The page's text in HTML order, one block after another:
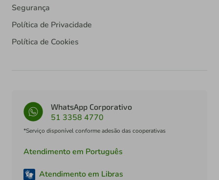
Segurança
Política de Privacidade
Política de Cookies
WhatsApp Corporativo
51 3358 4770
*Serviço disponível conforme adesão das cooperativas
Atendimento em Português
Atendimento em Libras